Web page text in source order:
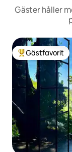
Gäster håller
Populär
Gästfavorit